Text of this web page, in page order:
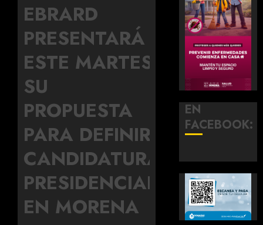
EBRARD
PRESENTARÁ
ESTE MARTES
SU
PROPUESTA
PARA DEFINIR
CANDIDATURA
PRESIDENCIAL
EN MORENA
EN
FACEBOOK: